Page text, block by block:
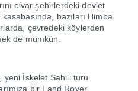
civar şehirlerdeki devlet
bazıları Himba
çevredeki köylerden
de mümkün.
yeni İskelet Sahili turu
bir Land Rover